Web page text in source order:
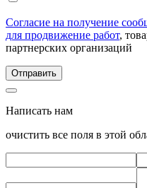
Согласие на получение
для продвижение работ,
партнерских организаций
Написать нам
очистить все поля в этой